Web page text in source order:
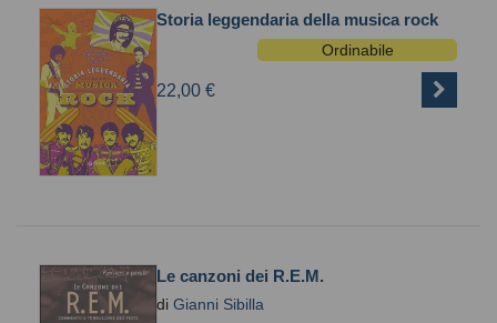
Storia leggendaria della musica rock
Ordinabile
22,00 €
Le canzoni dei R.E.M.
di Gianni Sibilla